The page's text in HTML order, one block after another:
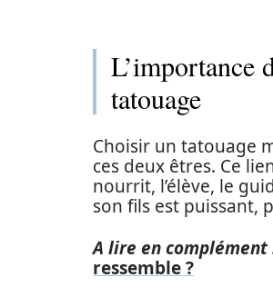
L’importance
tatouage
Choisir un tatouage
ces deux êtres. Ce
nourrit, l’élève, le
son fils est puissant,
A lire en complément
ressemble ?